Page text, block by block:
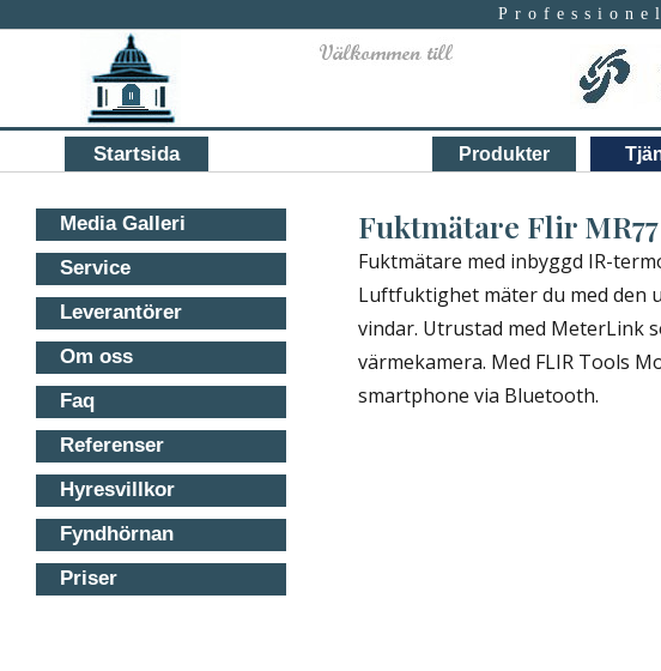
PrimaryStartsida Produkter
Fuktmätare Flir MR77
Fuktmätare med inbyggd IR-
Luftfuktighet mäter du med den
vindar. Utrustad med MeterLink
värmekamera. Med FLIR Tools
smartphone via Bluetooth.
Media Galleri
Service
Leverantörer
Om oss
Faq
Referenser
Hyresvillkor
Fyndhörnan
Priser